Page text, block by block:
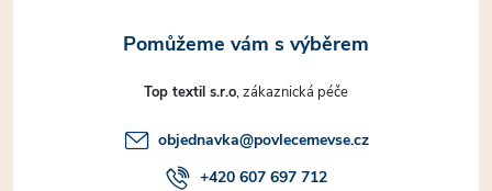
Top textil s.r.o
objednavka@povlecemevse.cz
+420 607 697 712